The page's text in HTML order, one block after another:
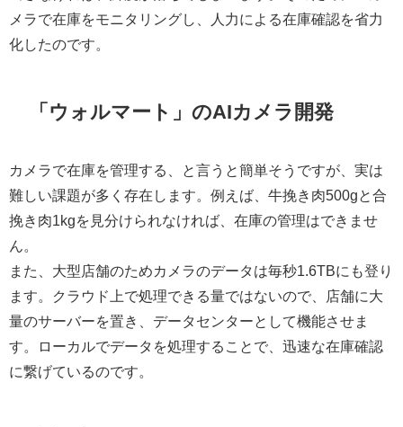
メラで在庫をモニタリングし、人力による在庫確認を省力
化したのです。
「ウォルマート」のAIカメラ開発
カメラで在庫を管理する、と言うと簡単そうですが、実は
難しい課題が多く存在します。例えば、牛挽き肉500gと合
挽き肉1kgを見分けられなければ、在庫の管理はできませ
ん。
また、大型店舗のためカメラのデータは毎秒1.6TBにも登り
ます。クラウド上で処理できる量ではないので、店舗に大
量のサーバーを置き、データセンターとして機能させま
す。ローカルでデータを処理することで、迅速な在庫確認
に繋げているのです。